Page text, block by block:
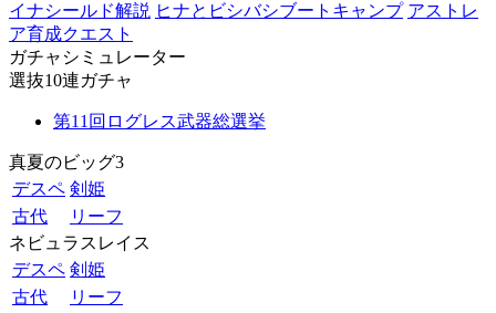
イナシールド解説 ヒナとビシバシブートキャンプ アストレ
ア育成クエスト
ガチャシミュレーター
選抜10連ガチャ
第11回ログレス武器総選挙
真夏のビッグ3
デスペ 剣姫
古代
リーフ
ネビュラスレイス
デスペ 剣姫
古代
リーフ